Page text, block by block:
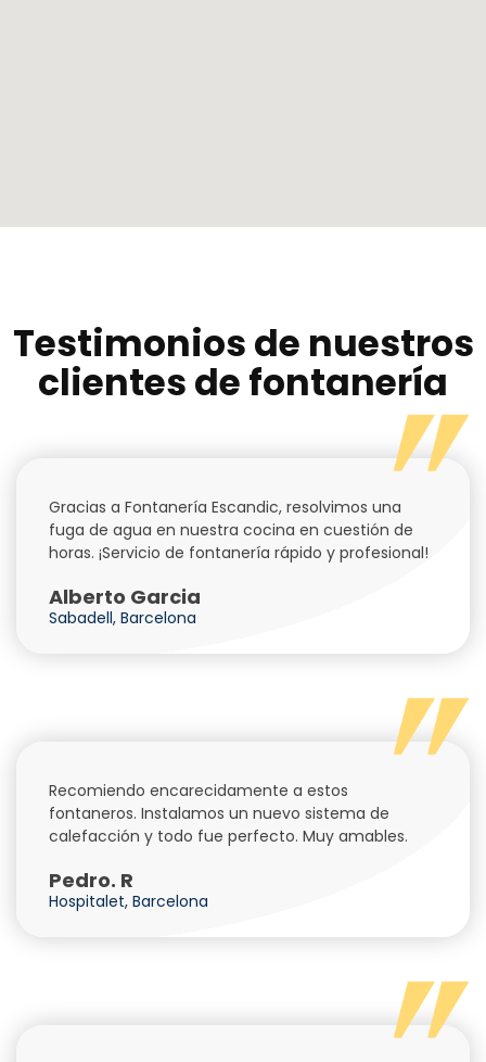
Testimonios de nuestros
clientes de fontanería
Gracias a Fontanería Escandic, resolvimos una
fuga de agua en nuestra cocina en cuestión de
horas. ¡Servicio de fontanería rápido y profesional!
Alberto Garcia
Sabadell, Barcelona
Recomiendo encarecidamente a estos
fontaneros. Instalamos un nuevo sistema de
calefacción y todo fue perfecto. Muy amables.
Pedro. R
Hospitalet, Barcelona